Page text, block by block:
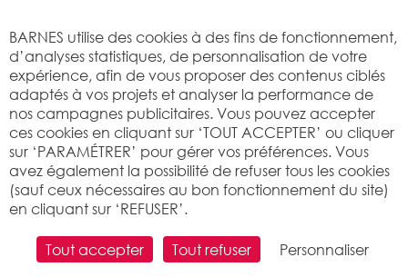
BARNES utilise des cookies à des fins de fonctionnement,
d’analyses statistiques, de personnalisation de votre
expérience, afin de vous proposer des contenus ciblés
adaptés à vos projets et analyser la performance de
nos campagnes publicitaires. Vous pouvez accepter
ces cookies en cliquant sur ‘TOUT ACCEPTER’ ou cliquer
sur ‘PARAMÉTRER’ pour gérer vos préférences. Vous
avez également la possibilité de refuser tous les cookies
(sauf ceux nécessaires au bon fonctionnement du site)
en cliquant sur ‘REFUSER’.
Tout accepter Tout refuser Personnaliser